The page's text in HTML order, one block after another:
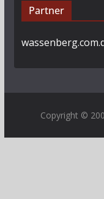
Partner
Copyright ©